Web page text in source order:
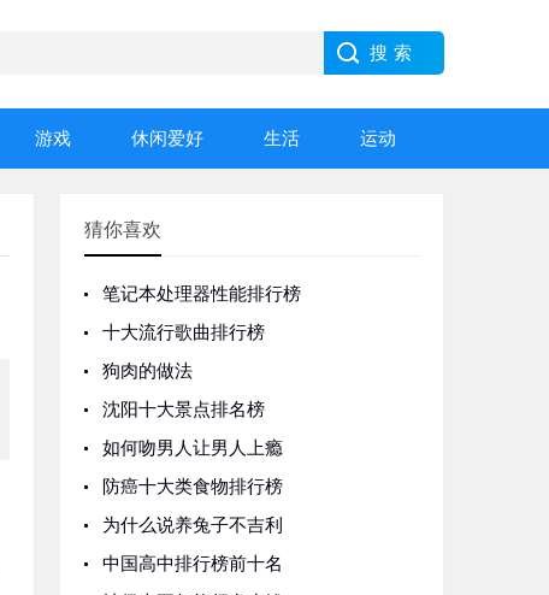
游戏 休闲爱好 生活 运动
猜你喜欢
笔记本处理器性能排行榜
十大流行歌曲排行榜
狗肉的做法
沈阳十大景点排名榜
如何吻男人让男人上瘾
防癌十大类食物排行榜
为什么说养兔子不吉利
中国高中排行榜前十名